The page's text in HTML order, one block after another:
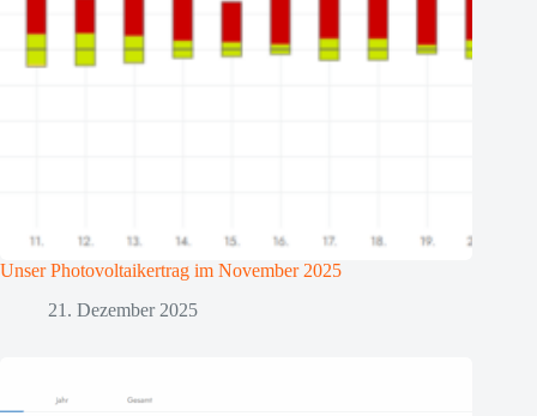
Unser Photovoltaikertrag im November 2025
21. Dezember 2025